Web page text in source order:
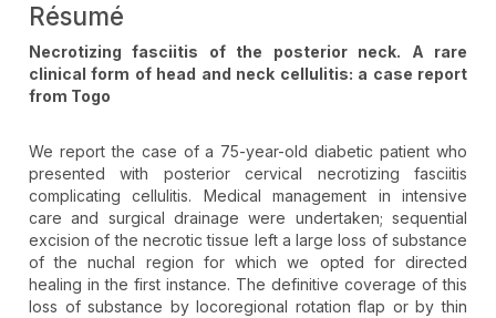
Résumé
Necrotizing fasciitis of the posterior neck. A rare
clinical form of head and neck cellulitis: a case report
from Togo
We report the case of a 75-year-old diabetic patient who
presented with posterior cervical necrotizing fasciitis
complicating cellulitis. Medical management in intensive
care and surgical drainage were undertaken; sequential
excision of the necrotic tissue left a large loss of substance
of the nuchal region for which we opted for directed
healing in the first instance. The definitive coverage of this
loss of substance by locoregional rotation flap or by thin